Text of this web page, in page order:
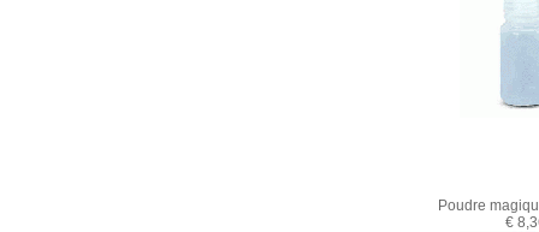
Poudre
€